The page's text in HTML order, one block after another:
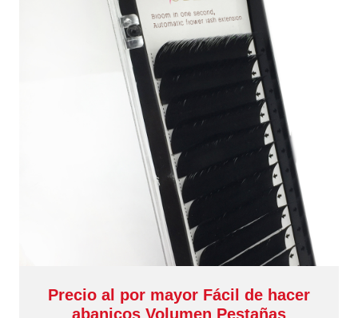
Precio al por mayor Fácil de hacer
abanicos Volumen Pestañas